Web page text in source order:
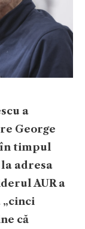
a
George
timpul
adresa
AUR a
„cinci
că